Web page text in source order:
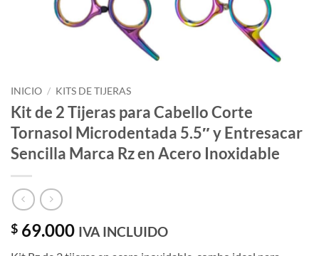
INICIO / KITS DE TIJERAS
Kit de 2 Tijeras para Cabello Corte
Tornasol Microdentada 5.5″ y Entresacar
Sencilla Marca Rz en Acero Inoxidable
$ 69.000 IVA INCLUIDO